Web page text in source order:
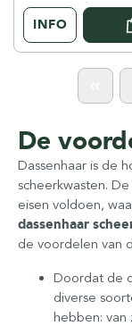
INFO
De
Dassenhaar is de
scheerkwasten.
eisen voldoen,
dassenhaar
de voordelen van
Doordat de
diverse
hebben: